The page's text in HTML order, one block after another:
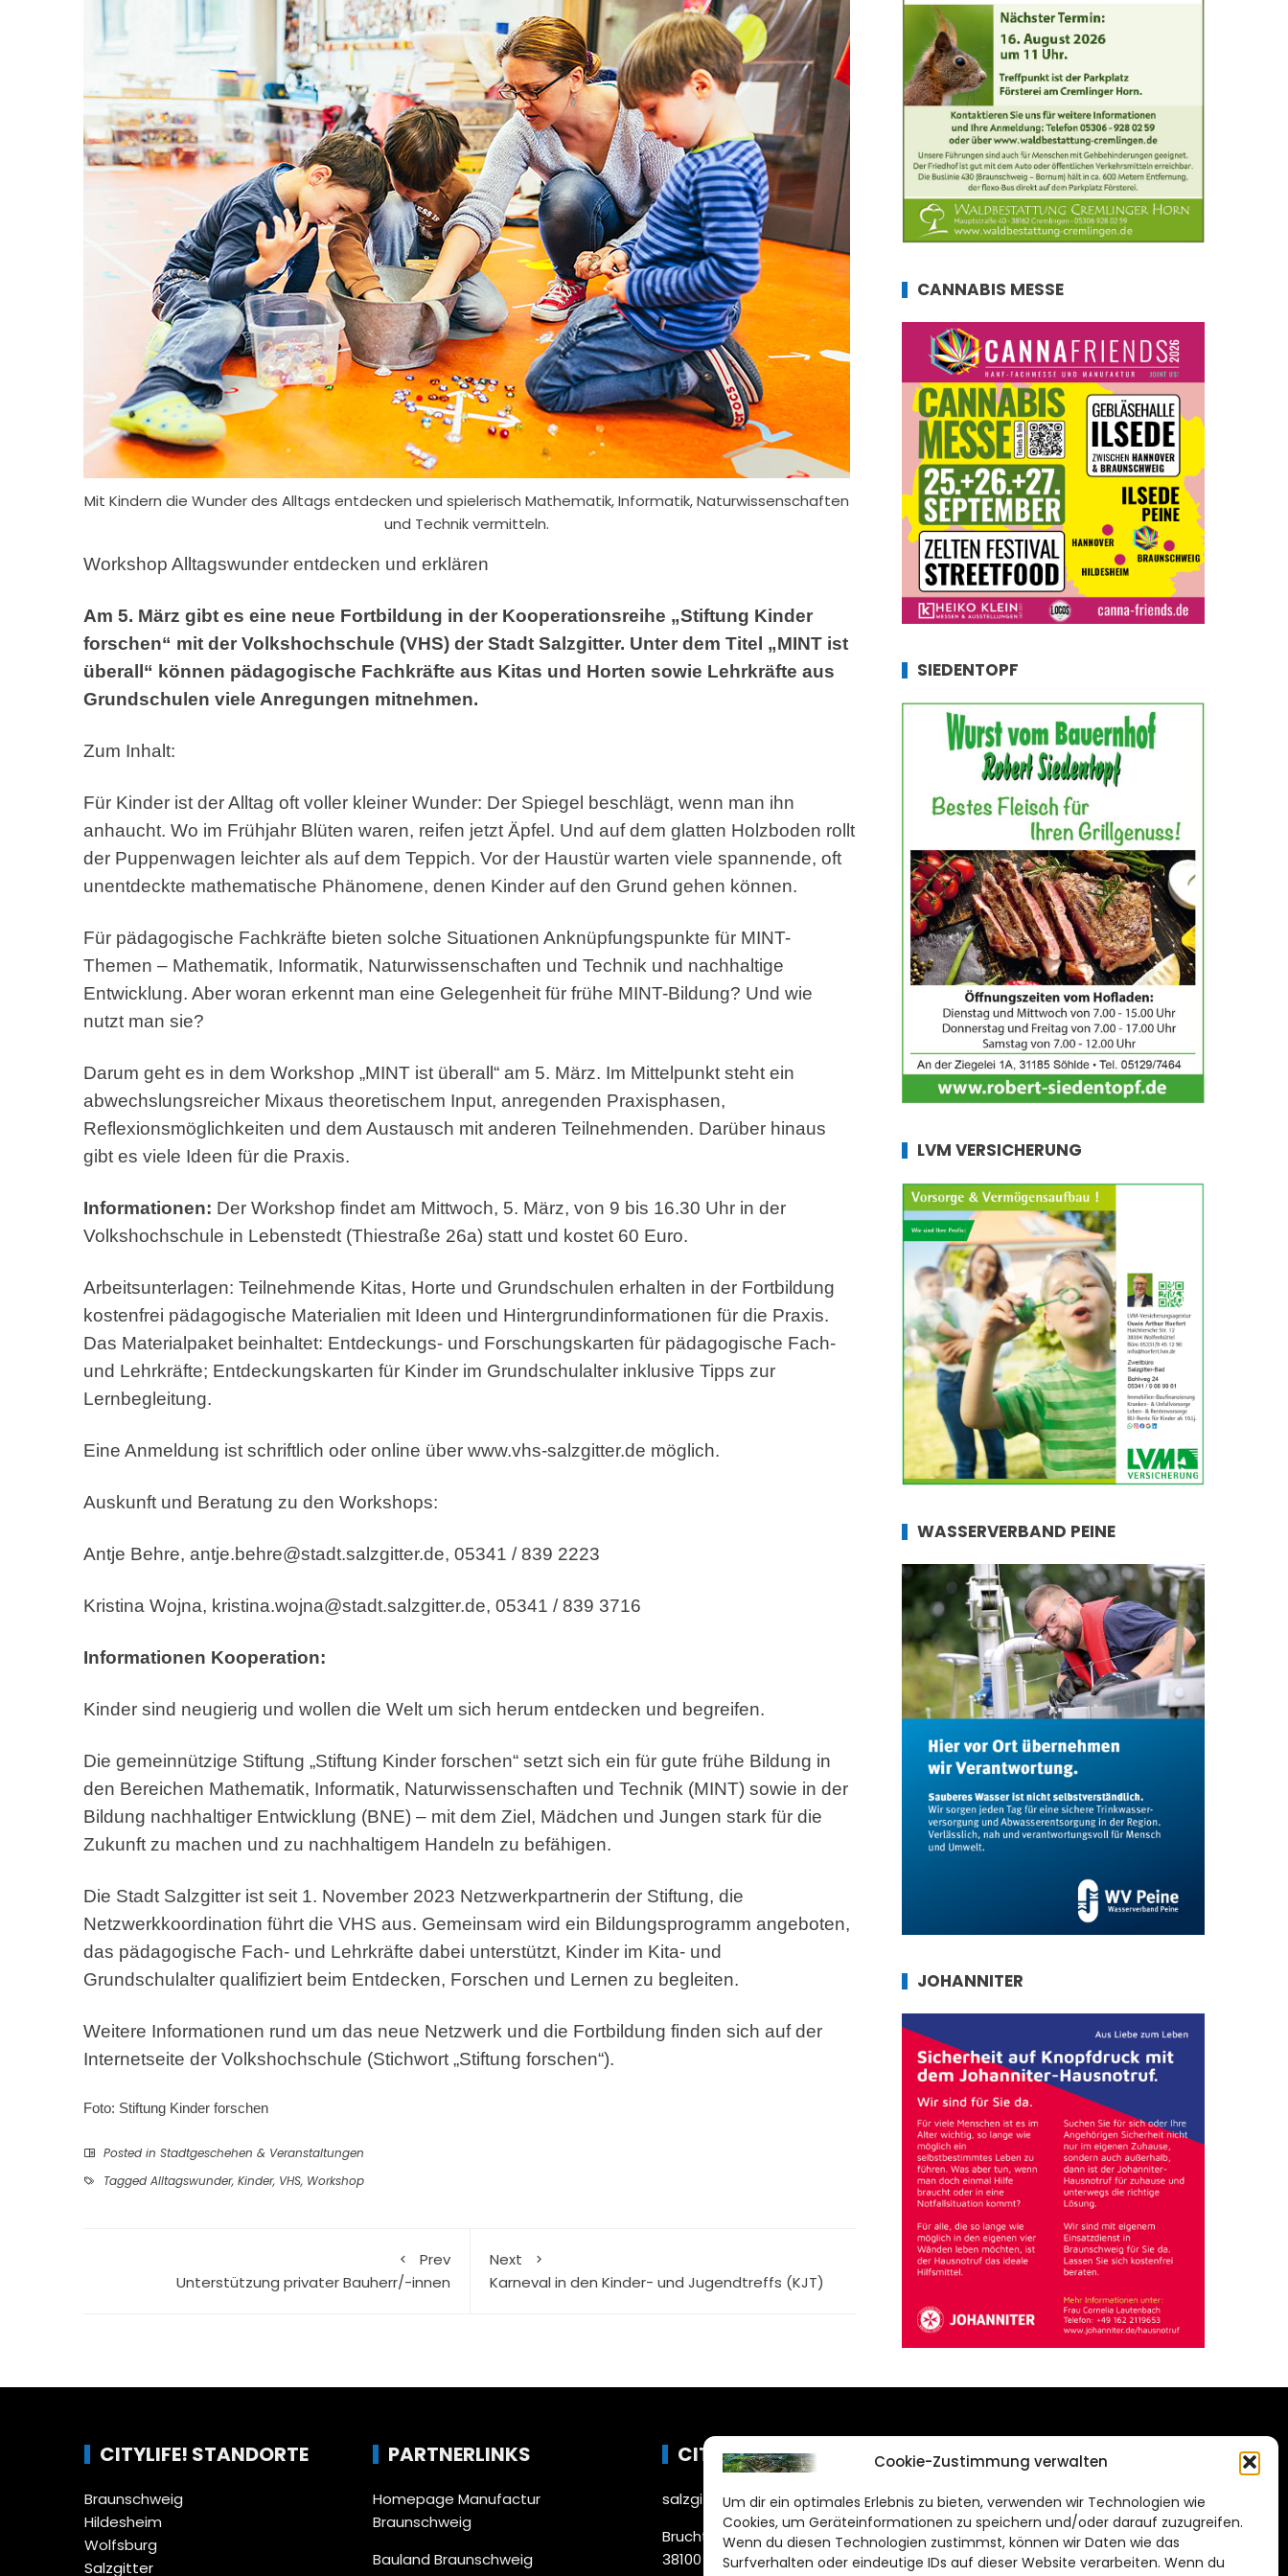
Cookie-Zustimmung verwalten
Um dir ein optimales Erlebnis zu bieten, verwenden wir Technologien wie
Cookies, um Geräteinformationen zu speichern und/oder darauf zuzugreifen.
Wenn du diesen Technologien zustimmst, können wir Daten wie das
Surfverhalten oder eindeutige IDs auf dieser Website verarbeiten. Wenn du
Mit Kindern die Wunder des Alltags entdecken und spielerisch Mathematik, Informatik, Naturwissenschaften
und Technik vermitteln.
Workshop Alltagswunder entdecken und erklären
Am 5. März gibt es eine neue Fortbildung in der Kooperationsreihe „Stiftung Kinder
forschen“ mit der Volkshochschule (VHS) der Stadt Salzgitter. Unter dem Titel „MINT ist
überall“ können pädagogische Fachkräfte aus Kitas und Horten sowie Lehrkräfte aus
Grundschulen viele Anregungen mitnehmen.
Zum Inhalt:
Für Kinder ist der Alltag oft voller kleiner Wunder: Der Spiegel beschlägt, wenn man ihn
anhaucht. Wo im Frühjahr Blüten waren, reifen jetzt Äpfel. Und auf dem glatten Holzboden rollt
der Puppenwagen leichter als auf dem Teppich. Vor der Haustür warten viele spannende, oft
unentdeckte mathematische Phänomene, denen Kinder auf den Grund gehen können.
Für pädagogische Fachkräfte bieten solche Situationen Anknüpfungspunkte für MINT-
Themen – Mathematik, Informatik, Naturwissenschaften und Technik und nachhaltige
Entwicklung. Aber woran erkennt man eine Gelegenheit für frühe MINT-Bildung? Und wie
nutzt man sie?
Darum geht es in dem Workshop „MINT ist überall“ am 5. März. Im Mittelpunkt steht ein
abwechslungsreicher Mixaus theoretischem Input, anregenden Praxisphasen,
Reflexionsmöglichkeiten und dem Austausch mit anderen Teilnehmenden. Darüber hinaus
gibt es viele Ideen für die Praxis.
Informationen: Der Workshop findet am Mittwoch, 5. März, von 9 bis 16.30 Uhr in der
Volkshochschule in Lebenstedt (Thiestraße 26a) statt und kostet 60 Euro.
Arbeitsunterlagen: Teilnehmende Kitas, Horte und Grundschulen erhalten in der Fortbildung
kostenfrei pädagogische Materialien mit Ideen und Hintergrundinformationen für die Praxis.
Das Materialpaket beinhaltet: Entdeckungs- und Forschungskarten für pädagogische Fach-
und Lehrkräfte; Entdeckungskarten für Kinder im Grundschulalter inklusive Tipps zur
Lernbegleitung.
Eine Anmeldung ist schriftlich oder online über www.vhs-salzgitter.de möglich.
Auskunft und Beratung zu den Workshops:
Antje Behre, antje.behre@stadt.salzgitter.de, 05341 / 839 2223
Kristina Wojna, kristina.wojna@stadt.salzgitter.de, 05341 / 839 3716
Informationen Kooperation:
Kinder sind neugierig und wollen die Welt um sich herum entdecken und begreifen.
Die gemeinnützige Stiftung „Stiftung Kinder forschen“ setzt sich ein für gute frühe Bildung in
den Bereichen Mathematik, Informatik, Naturwissenschaften und Technik (MINT) sowie in der
Bildung nachhaltiger Entwicklung (BNE) – mit dem Ziel, Mädchen und Jungen stark für die
Zukunft zu machen und zu nachhaltigem Handeln zu befähigen.
Die Stadt Salzgitter ist seit 1. November 2023 Netzwerkpartnerin der Stiftung, die
Netzwerkkoordination führt die VHS aus. Gemeinsam wird ein Bildungsprogramm angeboten,
das pädagogische Fach- und Lehrkräfte dabei unterstützt, Kinder im Kita- und
Grundschulalter qualifiziert beim Entdecken, Forschen und Lernen zu begleiten.
Weitere Informationen rund um das neue Netzwerk und die Fortbildung finden sich auf der
Internetseite der Volkshochschule (Stichwort „Stiftung forschen“).
Foto: Stiftung Kinder forschen
Posted in Stadtgeschehen & Veranstaltungen
Tagged Alltagswunder, Kinder, VHS, Workshop
Prev
Unterstützung privater Bauherr/-innen
Next
Karneval in den Kinder- und Jugendtreffs (KJT)
CANNABIS MESSE
SIEDENTOPF
LVM VERSICHERUNG
WASSERVERBAND PEINE
JOHANNITER
CITYLIFE! STANDORTE
Braunschweig
Hildesheim
Wolfsburg
Salzgitter
PARTNERLINKS
Homepage Manufactur
Braunschweig
Bauland Braunschweig
CITYLIFE!
salzgitter@citylifemedien.de
Bruchtorwall 12
38100 Braunschweig
DAS STADTMAGAZIN
FÜR SALZGITTER
Impressum
Datenschutzerklärung
Cookie Richtlinie